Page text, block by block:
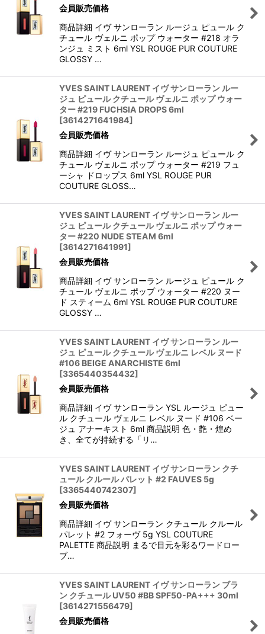
会員販売価格
商品詳細 イヴ サンローラン ルージュ ピュール ク
チュール ヴェルニ ポップ ウォーター #218 オラ
ンジュ ミスト 6ml YSL ROUGE PUR COUTURE
GLOSSY …
YVES SAINT LAURENT イヴ サンローラン ルー
ジュ ピュール クチュール ヴェルニ ポップ ウォー
ター #219 FUCHSIA DROPS 6ml
[3614271641984]
会員販売価格
商品詳細 イヴ サンローラン ルージュ ピュール ク
チュール ヴェルニ ポップ ウォーター #219 フュ
ーシャ ドロップス 6ml YSL ROUGE PUR
COUTURE GLOSS…
YVES SAINT LAURENT イヴ サンローラン ルー
ジュ ピュール クチュール ヴェルニ ポップ ウォー
ター #220 NUDE STEAM 6ml
[3614271641991]
会員販売価格
商品詳細 イヴ サンローラン ルージュ ピュール ク
チュール ヴェルニ ポップ ウォーター #220 ヌー
ド スティーム 6ml YSL ROUGE PUR COUTURE
GLOSSY …
YVES SAINT LAURENT イヴ サンローラン ルー
ジュ ピュール クチュール ヴェルニ レベル ヌード
#106 BEIGE ANARCHISTE 6ml
[3365440354432]
会員販売価格
商品詳細 イヴ サンローラン YSL ルージュ ピュー
ル クチュール ヴェルニ レベル ヌード #106 ベー
ジュ アナーキスト 6ml 商品説明 色・艶・煌め
き、全てが持続する「リ…
YVES SAINT LAURENT イヴ サンローラン クチ
ュール クルール パレット #2 FAUVES 5g
[3365440742307]
会員販売価格
商品詳細 イヴ サンローラン クチュール クルール
パレット #2 フォーヴ 5g YSL COUTURE
PALETTE 商品説明 まるで目元を彩るワードロー
ブ…
YVES SAINT LAURENT イヴ サンローラン ブラ
ン クチュール UV50 #BB SPF50-PA+++ 30ml
[3614271556479]
会員販売価格